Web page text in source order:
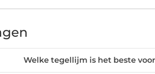
Welke tegellijm is het beste